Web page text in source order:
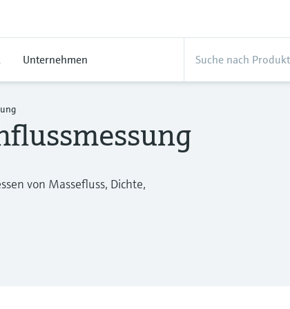
Unternehmen
von Massefluss, Dichte,